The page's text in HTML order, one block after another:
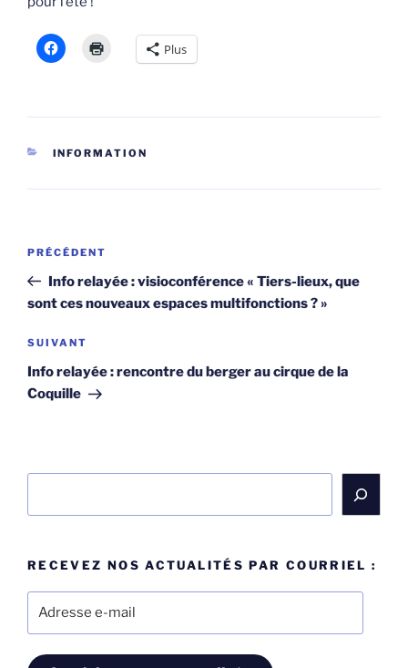
Plus
CATÉGORIES
INFORMATION
Navigation
l’article
Article
précédent
PRÉCÉDENT
Info relayée : visioconférence « Tiers-lieux, que
sont ces nouveaux espaces multifonctions ? »
Article
suivant
SUIVANT
Info relayée : rencontre du berger au cirque de la
Coquille
RECEVEZ NOS ACTUALITÉS PAR COURRIEL :